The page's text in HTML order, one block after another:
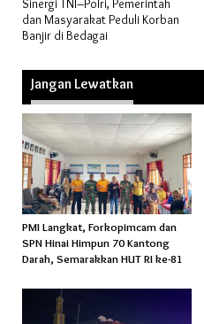
pos
Sinergi TNI–Polri, Pemerintah
dan Masyarakat Peduli Korban
Banjir di Bedagai
Jangan Lewatkan
PMI Langkat, Forkopimcam dan
SPN Hinai Himpun 70 Kantong
Darah, Semarakkan HUT RI ke-81